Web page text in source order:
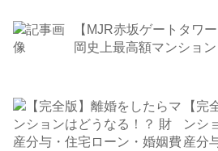
【MJR赤坂ゲートタワ
岡史上最高額マンション
【完
ンシ
産分